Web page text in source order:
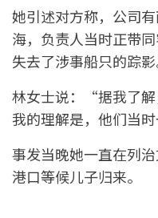
她引述对方称，公司
海，负责人当时正带
失去了涉事船只的踪影
林女士说：“据我了
我的理解是，他们当
事发当晚她一直在列
港口等候儿子归来。